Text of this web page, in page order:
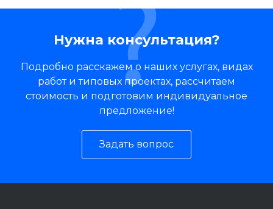
Нужна консультация?
Подробно расскажем о наших услугах, видах
работ и типовых проектах, рассчитаем
стоимость и подготовим индивидуальное
предложение!
Задать вопрос